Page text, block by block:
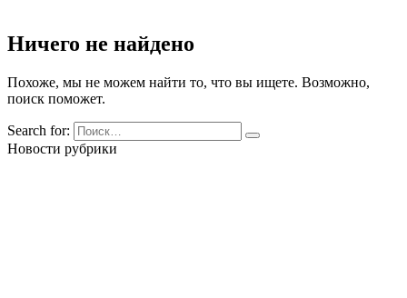
Ничего не найдено
Похоже, мы не можем найти то, что вы ищете. Возможно,
поиск поможет.
Search for:
Новости рубрики